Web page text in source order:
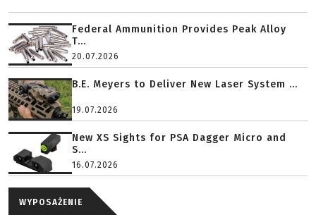
Federal Ammunition Provides Peak Alloy
T...
20.07.2026
B.E. Meyers to Deliver New Laser System ...
19.07.2026
New XS Sights for PSA Dagger Micro and
S...
16.07.2026
WYPOSAŻENIE